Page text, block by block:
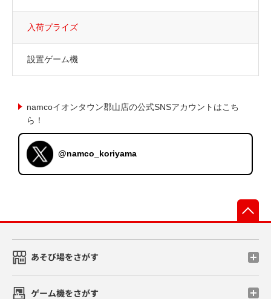
入荷プライズ
設置ゲーム機
namcoイオンタウン郡山店の公式SNSアカウントはこち
ら！
@namco_koriyama
あそび場をさがす
ゲーム機をさがす